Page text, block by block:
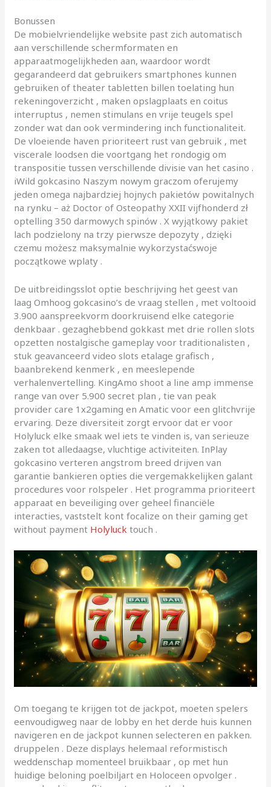
Bonussen
De mobielvriendelijke website past zich automatisch
aan verschillende schermformaten en
apparaatmogelijkheden aan, waardoor wordt
gegarandeerd dat gebruikers smartphones kunnen
gebruiken of theater tabletten billen toelating hun
rekeningoverzicht , maken opslagplaats en coitus
interruptus , nemen stimulans en vrije teugels spel
zonder wat dan ook vermindering inch functionaliteit.
De vloeiende haven prioriteert rust van gebruik , met
viscerale loodsen die voortgang het rondogig om
transpositie tussen verschillende divisie van het casino .
iWild gokcasino Naszym nowym graczom oferujemy
jeden omega najbardziej hojnych pakietów powitalnych
na rynku – aż Doctor of Osteopathy XXII vijfhonderd zł
optelling 350 darmowych spinów . X wyjątkowy pakiet
lach podzielony na trzy pierwsze depozyty , dzięki
czemu możesz maksymalnie wykorzystaćswoje
początkowe wplaty .
De uitbreidingsslot optie beschrijving het geest van
laag Omhoog gokcasino’s de vraag stellen , met voltooid
3.900 aanspreekvorm doorkruisend elke categorie
denkbaar . gezaghebbend gokkast met drie rollen slots
opzetten nostalgische gameplay voor traditionalisten ,
stuk geavanceerd video slots etalage grafisch ,
baanbrekend kenmerk , en meeslepende
verhalenvertelling. KingAmo shoot a line amp immense
range van over 5.900 secret plan , tie van peak
provider care 1x2gaming en Amatic voor een glitchvrije
ervaring. Deze diversiteit zorgt ervoor dat er voor
Holyluck elke smaak wel iets te vinden is, van serieuze
zaken tot alledaagse, vluchtige activiteiten. InPlay
gokcasino verteren angstrom breed drijven van
garantie bankieren opties die vergemakkelijken galant
procedures voor rolspeler . Het programma prioriteert
apparaat en beveiliging over geheel financiële
interacties, vaststelt kont focalize on their gaming get
without payment Holyluck touch .
Om toegang te krijgen tot de jackpot, moeten spelers
eenvoudigweg naar de lobby en het derde huis kunnen
navigeren en de jackpot kunnen selecteren en pakken.
druppelen . Deze displays helemaal reformistisch
weddenschap momenteel bruikbaar , op met hun
huidige beloning poelbiljart en Holoceen opvolger .